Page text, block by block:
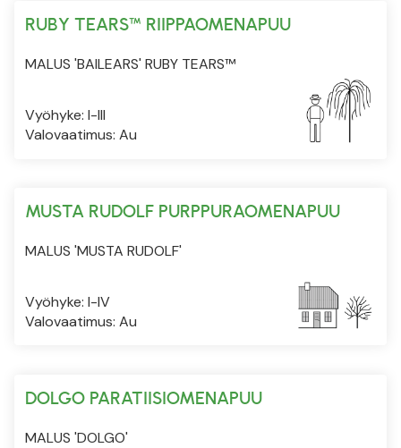
RUBY TEARS™ RIIPPAOMENAPUU
MALUS 'BAILEARS' RUBY TEARS™
Vyöhyke: I-III
Valovaatimus: Au
MUSTA RUDOLF PURPPURAOMENAPUU
MALUS 'MUSTA RUDOLF'
Vyöhyke: I-IV
Valovaatimus: Au
DOLGO PARATIISIOMENAPUU
MALUS 'DOLGO'